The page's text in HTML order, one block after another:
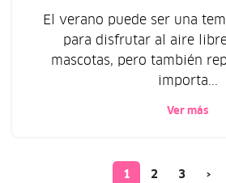
El verano puede ser una
para disfrutar al aire
mascotas, pero también
importa...
Ver más
1 2 3 ›